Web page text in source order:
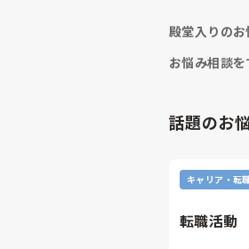
殿堂入りの
お悩み相談を
話題のお
キャリア・転
転職活動